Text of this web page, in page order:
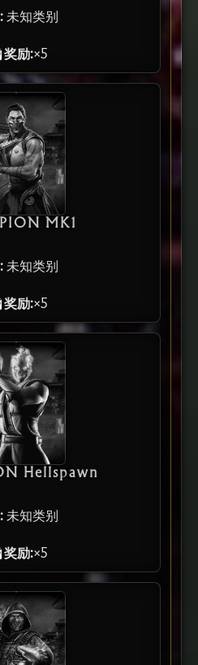
未知类别
奖励:×5
MK1
未知类别
奖励:×5
Hellspawn
未知类别
奖励:×5